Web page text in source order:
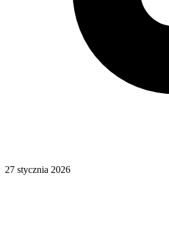
27 stycznia 2026